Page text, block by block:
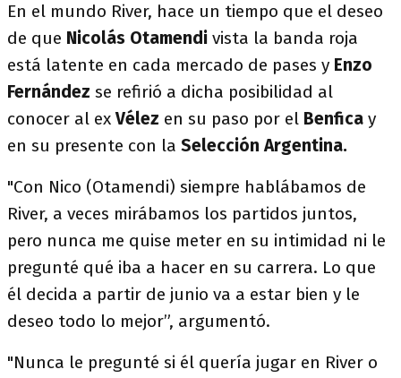
En el mundo River, hace un tiempo que el deseo
de que Nicolás Otamendi vista la banda roja
está latente en cada mercado de pases y Enzo
Fernández se refirió a dicha posibilidad al
conocer al exVélez en su paso por el Benfica y
en su presente con la Selección Argentina.
"Con Nico (Otamendi) siempre hablábamos de
River, a veces mirábamos los partidos juntos,
pero nunca me quise meter en su intimidad ni le
pregunté qué iba a hacer en su carrera. Lo que
él decida a partir de junio va a estar bien y le
deseo todo lo mejor”, argumentó.
"Nunca le pregunté si él quería jugar en River o